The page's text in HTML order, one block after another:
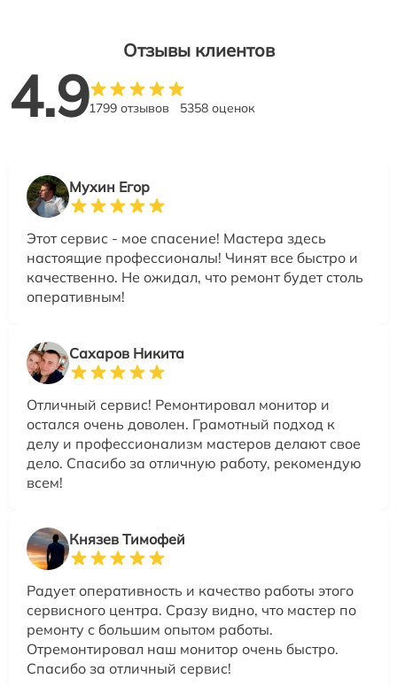
Отзывы клиентов
4.91799 отзывов 5358 оценок
Мухин Егор
Этот сервис - мое спасение! Мастера здесь
настоящие профессионалы! Чинят все быстро и
качественно. Не ожидал, что ремонт будет столь
оперативным!
Сахаров Никита
Отличный сервис! Ремонтировал монитор и
остался очень доволен. Грамотный подход к
делу и профессионализм мастеров делают свое
дело. Спасибо за отличную работу, рекомендую
всем!
Князев Тимофей
Радует оперативность и качество работы этого
сервисного центра. Сразу видно, что мастер по
ремонту с большим опытом работы.
Отремонтировал наш монитор очень быстро.
Спасибо за отличный сервис!